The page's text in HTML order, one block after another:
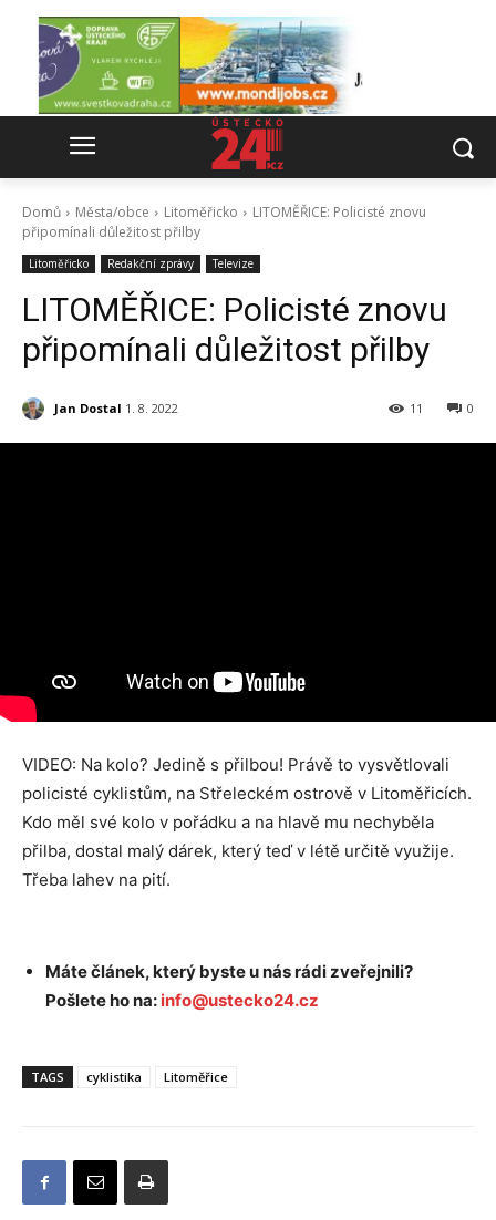
Domů Města/obce Litoměřicko
LITOMĚŘICE: Policisté znovu
připomínali důležitost přilby
Litoměřicko Redakční zprávy Televize
LITOMĚŘICE: Policisté znovu
připomínali důležitost přilby
Jan Dostal 1. 8. 2022 0
11
VIDEO: Na kolo? Jedině s přilbou! Právě to vysvětlovali
policisté cyklistům, na Střeleckém ostrově v Litoměřicích.
Kdo měl své kolo v pořádku a na hlavě mu nechyběla
přilba, dostal malý dárek, který teď v létě určitě využije.
Třeba lahev na pití.
Máte článek, který byste u nás rádi zveřejnili?
Pošlete ho na: info@ustecko24.cz
TAGS cyklistika Litoměřice